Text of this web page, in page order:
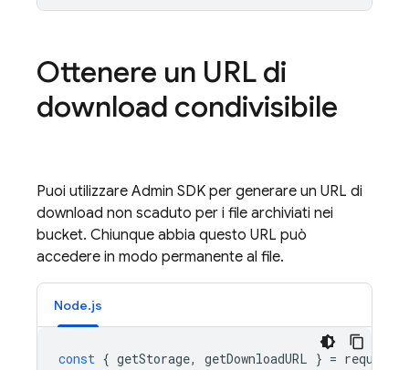
Ottenere un URL di
download condivisibile
Puoi utilizzare Admin SDK per generare un URL di
download non scaduto per i file archiviati nei
bucket. Chiunque abbia questo URL può
accedere in modo permanente al file.
Node.js
const { getStorage, getDownloadURL } = require